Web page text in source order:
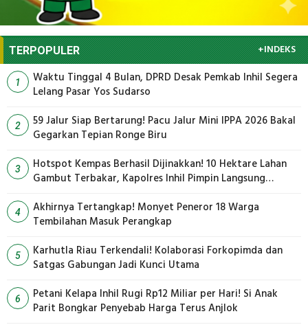
TERPOPULER +INDEKS
1
Waktu Tinggal 4 Bulan, DPRD Desak Pemkab Inhil Segera
Lelang Pasar Yos Sudarso
2
59 Jalur Siap Bertarung! Pacu Jalur Mini IPPA 2026 Bakal
Gegarkan Tepian Ronge Biru
3
Hotspot Kempas Berhasil Dijinakkan! 10 Hektare Lahan
Gambut Terbakar, Kapolres Inhil Pimpin Langsung
4
Akhirnya Tertangkap! Monyet Peneror 18 Warga
Tembilahan Masuk Perangkap
5
Karhutla Riau Terkendali! Kolaborasi Forkopimda dan
Satgas Gabungan Jadi Kunci Utama
6
Petani Kelapa Inhil Rugi Rp12 Miliar per Hari! Si Anak
Parit Bongkar Penyebab Harga Terus Anjlok